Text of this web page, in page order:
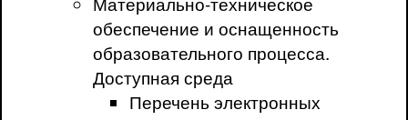
обеспечение и оснащенность
образовательного процесса.
Доступная среда
Перечень электронных